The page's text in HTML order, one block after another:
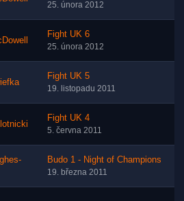
25. února 2012
Fight UK 6
25. února 2012
Fight UK 5
19. listopadu 2011
Fight UK 4
5. června 2011
Budo 1 - Night of Champions
19. března 2011